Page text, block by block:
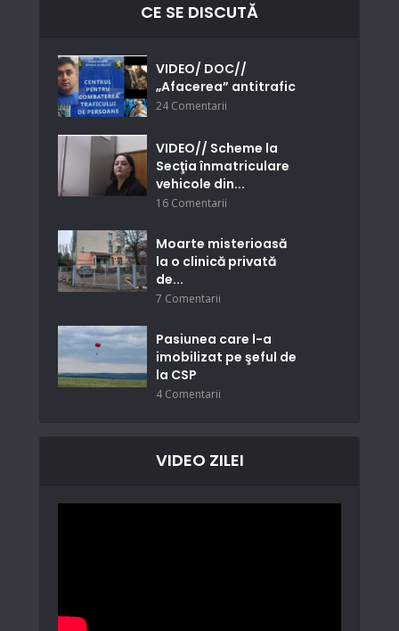
CE SE DISCUTĂ
VIDEO/ DOC//
„Afacerea” antitrafic
24 Comentarii
VIDEO// Scheme la
Secţia înmatriculare
vehicole din...
16 Comentarii
Moarte misterioasă
la o clinică privată
de...
7 Comentarii
Pasiunea care l-a
imobilizat pe şeful de
la CSP
4 Comentarii
VIDEO ZILEI